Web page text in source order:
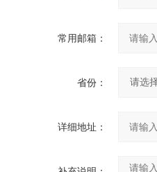
常用邮箱：
省份：
详细地址：